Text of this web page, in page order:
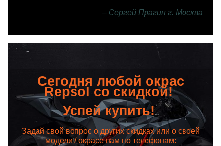
– Сергей Прагин г. Москва
Сегодня любой окрас
Repsol со скидкой!
Успей купить!
Задай свой вопрос о других скидках или о своей
модели / окрасе нам по телефонам: